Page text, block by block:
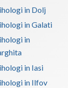
in Dolj
in Galati
in
in Iasi
in Ilfov